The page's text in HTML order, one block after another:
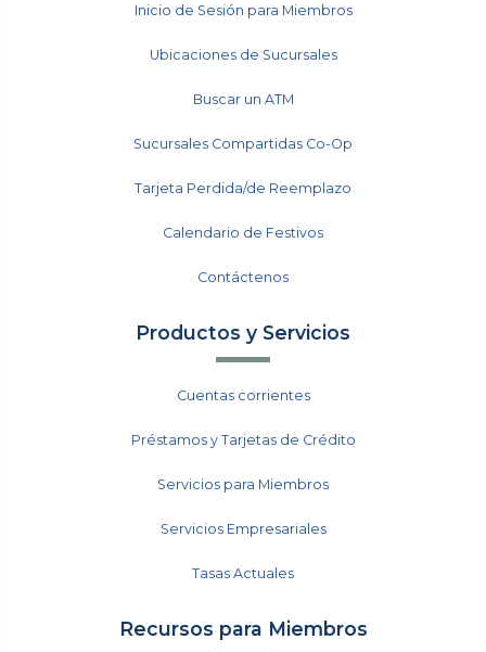
Inicio de Sesión para Miembros
Ubicaciones de Sucursales
Buscar un ATM
Sucursales Compartidas Co-Op
Tarjeta Perdida/de Reemplazo
Calendario de Festivos
Contáctenos
Productos y Servicios
Cuentas corrientes
Préstamos y Tarjetas de Crédito
Servicios para Miembros
Servicios Empresariales
Tasas Actuales
Recursos para Miembros